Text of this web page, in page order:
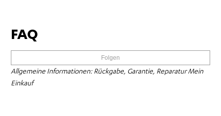
FAQ
Folgen
Allgemeine Informationen: Rückgabe, Garantie, Reparatur Mein
Einkauf